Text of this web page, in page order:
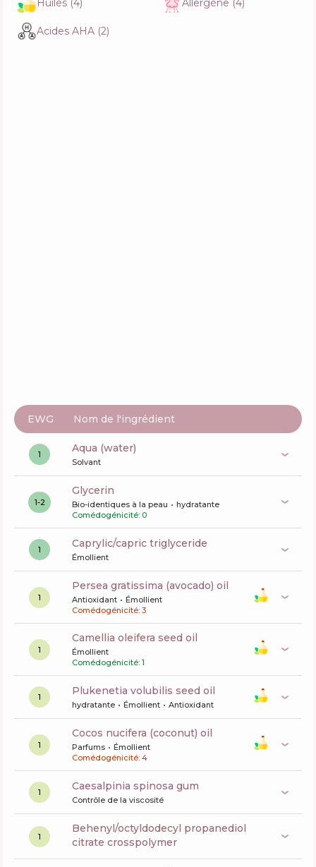
Fonctions
Huiles (4) Allergène (4)
Acides AHA (2)
EWG Nom de l'ingrédient
1 aqua (water)
Solvant
1-2
glycerin
Bio-identiques à la peau
hydratante
Comédogénicité: 0
1 caprylic/capric triglyceride
Émollient
1
persea gratissima (avocado) oil
Antioxidant
Émollient
Comédogénicité: 3
1
camellia oleifera seed oil
Émollient
Comédogénicité: 1
1 plukenetia volubilis seed oil
hydratante Émollient Antioxidant
1
cocos nucifera (coconut) oil
Parfums
Émollient
Comédogénicité: 4
1 caesalpinia spinosa gum
Contrôle de la viscosité
1
behenyl/octyldodecyl propanediol
citrate crosspolymer